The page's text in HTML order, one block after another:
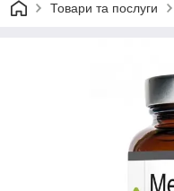
Товари та послуги